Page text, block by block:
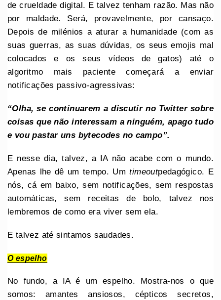
de crueldade digital. E talvez tenham razão. Mas não
por maldade. Será, provavelmente, por cansaço.
Depois de milénios a aturar a humanidade (com as
suas guerras, as suas dúvidas, os seus emojis mal
colocados e os seus vídeos de gatos) até o
algoritmo mais paciente começará a enviar
notificações passivo-agressivas:
“Olha, se continuarem a discutir no Twitter sobre
coisas que não interessam a ninguém, apago tudo
e vou pastar uns bytecodes no campo”.
E nesse dia, talvez, a IA não acabe com o mundo.
Apenas lhe dê um tempo. Umtimeoutpedagógico. E
nós, cá em baixo, sem notificações, sem respostas
automáticas, sem receitas de bolo, talvez nos
lembremos de como era viver sem ela.
E talvez até sintamos saudades.
O espelho
No fundo, a IA é um espelho. Mostra-nos o que
somos: amantes ansiosos, cépticos secretos,